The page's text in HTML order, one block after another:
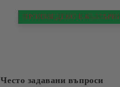
ПРОИЗВЕДЕНО В
Често задавани въпроси